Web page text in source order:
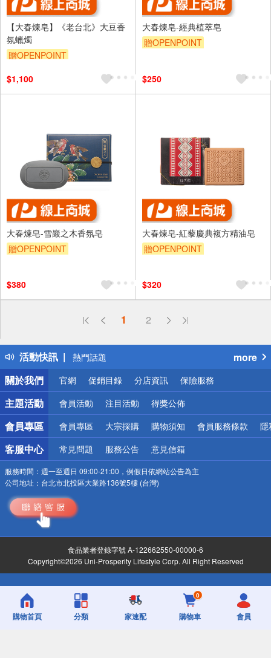
【大春煉皂】《老台北》大豆香
氛蠟燭
贈OPENPOINT
$1,100
大春煉皂-經典植萃皂
贈OPENPOINT
$250
大春煉皂-雪巖之木香氛皂
贈OPENPOINT
$380
大春煉皂-紅藜慶典複方精油皂
贈OPENPOINT
$320
1 2
活動快訊
偏遠地區配送
得獎公告
熱門話題
銀行優惠
偏遠地區配送
詐騙網頁！請小心！
more
關於我們
官網 促銷目錄 分店資訊 保險服務
主題活動 會員活動 注目活動 得獎公佈
會員專區 會員專區 大宗採購 購物須知 會員服務條款 隱
客服中心 常見問題 服務公告 意見信箱
服務時間： 週一至週日 09:00-21:00，例假日依網站公告為主
公司地址： 台北市北投區大業路136號5樓 (台灣)
食品業者登錄字號 A-122662550-00000-6
Copyright©2026 Uni-Prosperity Lifestyle Corp. All Right Reserved
購物首頁 分類 家速配
0
購物車 會員